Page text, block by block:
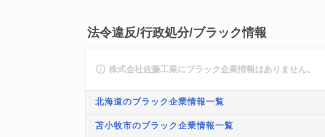
法令違反/行政処分/ブラック情報
株式会社佐藤工業にブラック企業情報はありません。
北海道のブラック企業情報一覧
苫小牧市のブラック企業情報一覧